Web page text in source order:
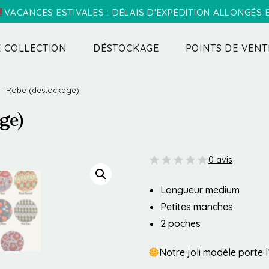
VACANCES ESTIVALES : DÉLAIS D'EXPÉDITION ALLONGÉS
POINTS DE
DÉSTOCKAGE
Robe (destockage)
0 avis
Longueur medium
Petites manches
2 poches
Notre joli modèle porte